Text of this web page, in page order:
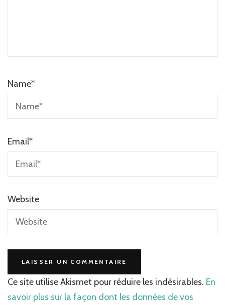
Name*
Email*
Website
Ce site utilise Akismet pour réduire les indésirables. En
savoir plus sur la façon dont les données de vos